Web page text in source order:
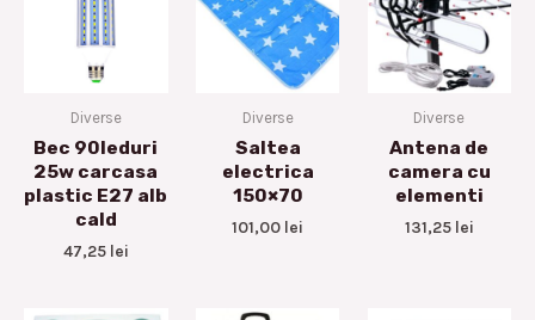
Diverse
Bec 90leduri
25w carcasa
plastic E27 alb
cald
47,25 lei
Diverse
Saltea
electrica
150×70
101,00 lei
Diverse
Antena de
camera cu
elementi
131,25 lei